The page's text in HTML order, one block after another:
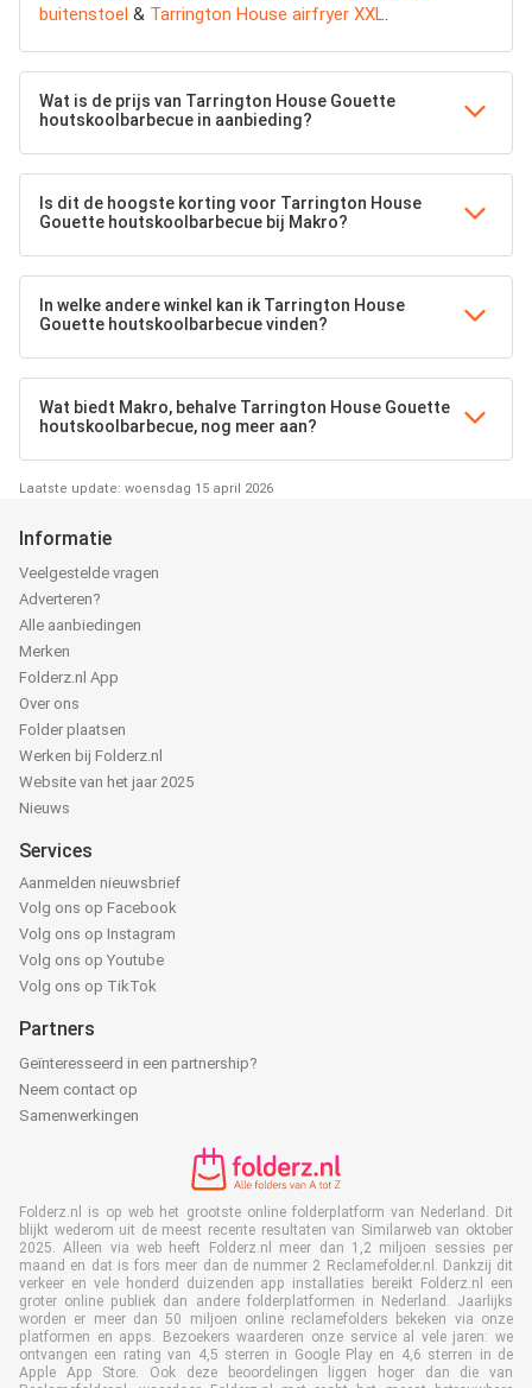
buitenstoel & Tarrington House airfryer XXL.
Wat is de prijs van Tarrington House Gouette
houtskoolbarbecue in aanbieding?
Is dit de hoogste korting voor Tarrington House
Gouette houtskoolbarbecue bij Makro?
In welke andere winkel kan ik Tarrington House
Gouette houtskoolbarbecue vinden?
Wat biedt Makro, behalve Tarrington House Gouette
houtskoolbarbecue, nog meer aan?
Laatste update: woensdag 15 april 2026
Informatie
Veelgestelde vragen
Adverteren?
Alle aanbiedingen
Merken
Folderz.nl App
Over ons
Folder plaatsen
Werken bij Folderz.nl
Website van het jaar 2025
Nieuws
Services
Aanmelden nieuwsbrief
Volg ons op Facebook
Volg ons op Instagram
Volg ons op Youtube
Volg ons op TikTok
Partners
Geïnteresseerd in een partnership?
Neem contact op
Samenwerkingen
Folderz.nl is op web het grootste online folderplatform van Nederland. Dit
blijkt wederom uit de meest recente resultaten van Similarweb van oktober
2025. Alleen via web heeft Folderz.nl meer dan 1,2 miljoen sessies per
maand en dat is fors meer dan de nummer 2 Reclamefolder.nl. Dankzij dit
verkeer en vele honderd duizenden app installaties bereikt Folderz.nl een
groter online publiek dan andere folderplatformen in Nederland. Jaarlijks
worden er meer dan 50 miljoen online reclamefolders bekeken via onze
platformen en apps. Bezoekers waarderen onze service al vele jaren: we
ontvangen een rating van 4,5 sterren in Google Play en 4,6 sterren in de
Apple App Store. Ook deze beoordelingen liggen hoger dan die van